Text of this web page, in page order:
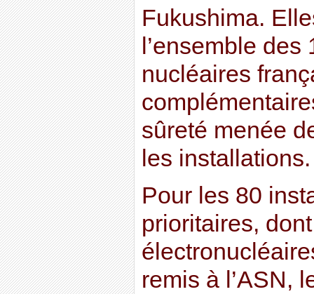
Fukushima.
l’ensemble
nucléaires
sûreté menée
les installations.
Pour les 80
prioritaires,
remis à l’ASN,